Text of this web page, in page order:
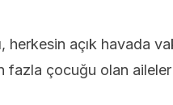
herkesin açık havada
fazla çocuğu olan